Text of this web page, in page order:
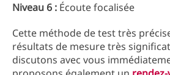
Niveau 6 : Écoute focalisée
Cette méthode de test très
résultats de mesure très
discutons avec vous